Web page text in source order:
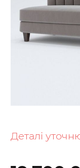
Деталі
the